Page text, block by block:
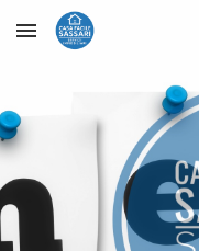
Skip to main content